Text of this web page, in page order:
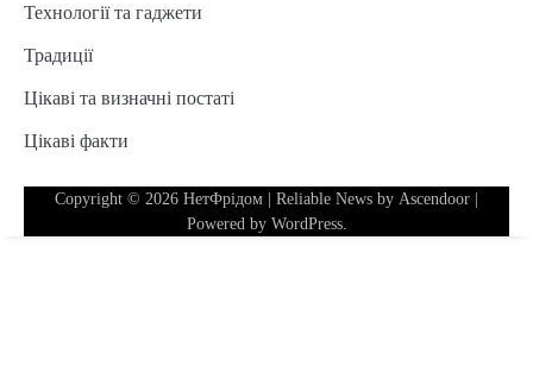
Технології та гаджети
Традиції
Цікаві та визначні постаті
Цікаві факти
Copyright © 2026 НетФрідом | Reliable News by Ascendoor |
Powered by WordPress.